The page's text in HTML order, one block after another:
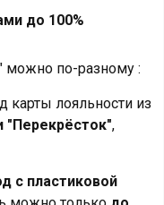
до 100%
можно по-разному :
карты лояльности из
"Перекрёсток",
с пластиковой